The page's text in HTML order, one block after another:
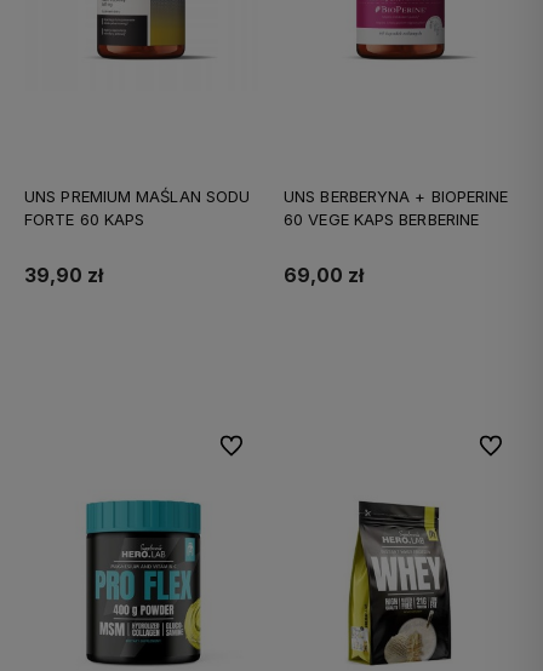
UNS PREMIUM MAŚLAN SODU
FORTE 60 KAPS
39,90 zł
UNS BERBERYNA + BIOPERINE
60 VEGE KAPS BERBERINE
69,00 zł
Do ulubionych Do